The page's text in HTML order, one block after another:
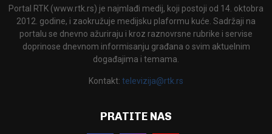
Portal RTK (www.rtk.rs) je najmlađi medij, koji postoji od 14. oktobra
2012. godine, i zaokružuje medijsku plaformu kuće. Sadržaji na
portalu se dnevno ažuriraju i kroz raznovrsne rubrike i servise
doprinose dnevnom informisanju građana o svim aktuelnim
događajima i temama.
Kontakt: televizija@rtk.rs
PRATITE NAS